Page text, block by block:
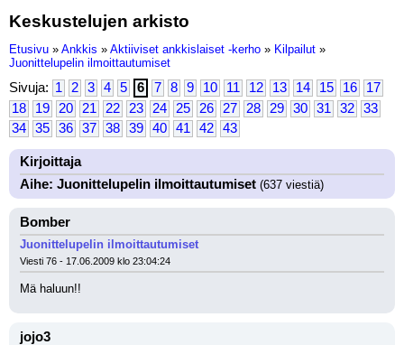
Keskustelujen arkisto
Etusivu » Ankkis » Aktiiviset ankkislaiset -kerho » Kilpailut »
Juonittelupelin ilmoittautumiset
Sivuja: 1 2 3 4 5 6 7 8 9 10 11 12 13 14 15 16
17
18
19 20 21 22 23 24 25 26 27 28 29 30 31 32
33
34
35 36 37 38 39 40 41 42 43
Kirjoittaja
Aihe: Juonittelupelin ilmoittautumiset (637 viestiä)
Bomber
Juonittelupelin ilmoittautumiset
Viesti 76 - 17.06.2009 klo 23:04:24
Mä haluun!!
jojo3